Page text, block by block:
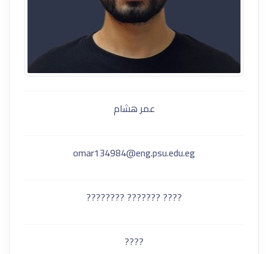
عمر هشام
omar134984@eng.psu.edu.eg
???? ??????? ????????
????